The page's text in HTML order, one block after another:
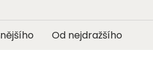
Od nejdražšího